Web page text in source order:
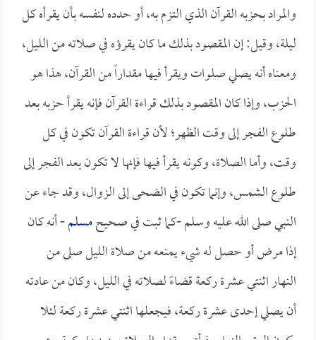
والمراد بحزبه القرآن الذي التزم به، أو حدده لنفسه بأن يقرأه كل
ليلة، وقيل: إن المقصود بذلك ما كان يقرؤه في صلاته من الليل،
ومعناه أنه يصلي صلوات ويقرأ فيها مقداراً من القرآن، هذا هو
الحزب، وإذا كان المقصود بذلك قراءة القرآن فإنه يقرأ حزبه بعد
طلوع الفجر إلى وقت الظهر؛ لأن قراءة القرآن تكون في كل
وقت، وأما الصلاة، وكونه يقرأ فيها فإنها لا تكون بعد الفجر إلى
طلوع الشمس، وإنما تكون في الضحى إلى الزوال، وقد جاء عن
النبي صلى الله عليه وسلم -كما ثبت في صحيحمسلم- أنه كان
إذا مرض أو حصل له شيء يمنعه من صلاة الليل صلى من
النهار اثنتي عشرة ركعة قضاءً لصلاته في الليل، وكان من عادته
أن يصلي إحدى عشرة ركعة، فيجعلها اثنتي عشرة ركعة لئلا